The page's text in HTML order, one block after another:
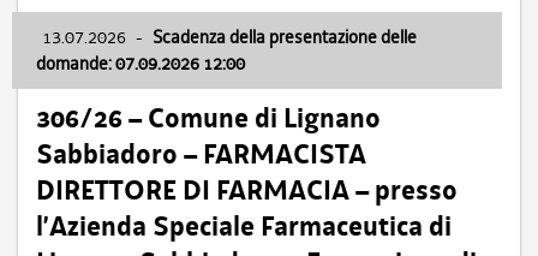
13.07.2026 - Scadenza della presentazione delle
domande: 07.09.2026 12:00
306/26 – Comune di Lignano
Sabbiadoro – FARMACISTA
DIRETTORE DI FARMACIA – presso
l’Azienda Speciale Farmaceutica di